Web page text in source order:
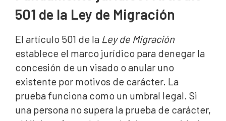
501 de la Ley de Migración
El artículo 501 de la Ley de Migración
establece el marco jurídico para denegar la
concesión de un visado o anular uno
existente por motivos de carácter. La
prueba funciona como un umbral legal. Si
una persona no supera la prueba de carácter,